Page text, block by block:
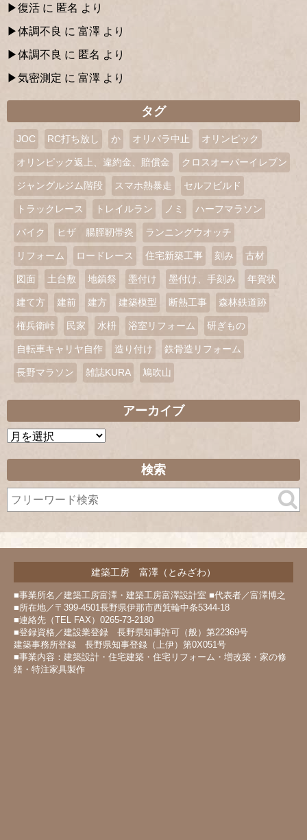
復活 に 匿名 より
体調不良 に 富澤 より
体調不良 に 匿名 より
気密測定 に 富澤 より
タグ
JOC RC打ち放し か オリパラ中止 オリンピック
オリンピック返上、違約金、賠償金 クロスオーバーイレブン
ジャングルジム階段 スマホ熱暴走 セルフビルド
トラックレース トレイルラン ノミ ハーフマラソン
バイク ヒザ 腸脛靭帯炎 ランニングウオッチ
リフォーム ロードレース 住宅新築工事 刻み 古材
図面 土台敷 地鎮祭 墨付け 墨付け、手刻み 年賀状
建て方 建前 建方 建築模型 断熱工事 森林鉄道跡
権兵衛峠 民家 水枡 浴室リフォーム 研ぎもの
自転車キャリヤ自作 造り付け 鉄骨造リフォーム
長野マラソン 雑誌KURA 鳩吹山
アーカイブ
ア
イ
ブ
検索
建築工房 富澤（とみざわ）
■事業所名／建築工房富澤・建築工房富澤設計室 ■代表者／富澤博之
■所在地／〒399-4501長野県伊那市西箕輪中条5344-18
■連絡先（TEL FAX）0265-73-2180
■登録資格／建設業登録 長野県知事許可（般）第22369号
建築事務所登録 長野県知事登録（上伊）第0X051号
■事業内容：建築設計・住宅建築・住宅リフォーム・増改築・家の修
繕・特注家具製作